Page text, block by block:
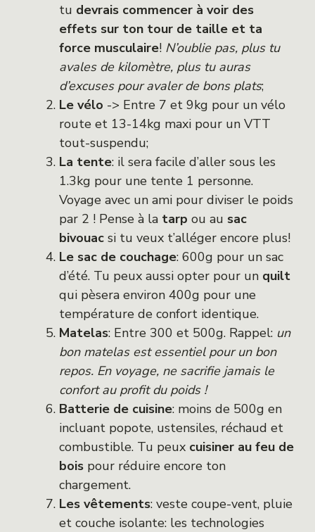
tu devrais commencer à voir des
effets sur ton tour de taille et ta
force musculaire! N’oublie pas, plus tu
avales de kilomètre, plus tu auras
d’excuses pour avaler de bons plats;
Le vélo -> Entre 7 et 9kg pour un vélo
route et 13-14kg maxi pour un VTT
tout-suspendu;
La tente: il sera facile d’aller sous les
1.3kg pour une tente 1 personne.
Voyage avec un ami pour diviser le poids
par 2 ! Pense à la tarp ou au sac
bivouac si tu veux t’alléger encore plus!
Le sac de couchage: 600g pour un sac
d’été. Tu peux aussi opter pour un quilt
qui pèsera environ 400g pour une
température de confort identique.
Matelas: Entre 300 et 500g. Rappel: un
bon matelas est essentiel pour un bon
repos. En voyage, ne sacrifie jamais le
confort au profit du poids !
Batterie de cuisine: moins de 500g en
incluant popote, ustensiles, réchaud et
combustible. Tu peux cuisiner au feu de
bois pour réduire encore ton
chargement.
Les vêtements: veste coupe-vent, pluie
et couche isolante: les technologies